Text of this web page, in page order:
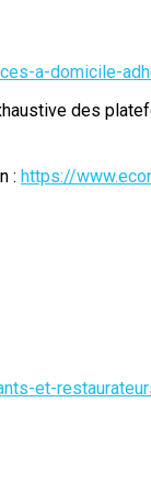
a-domicile-
des
: https://
et-